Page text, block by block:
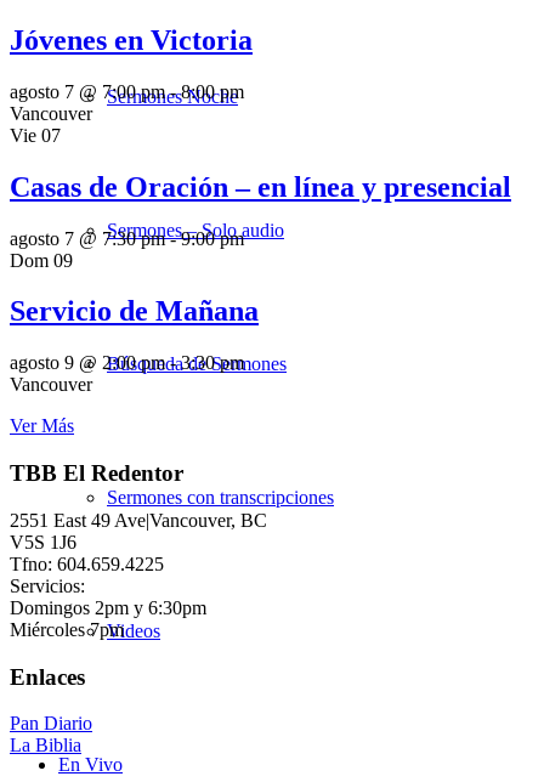
Sermones Noche
Sermones – Solo audio
Búsqueda de Sermones
Sermones con transcripciones
Videos
En Vivo
Jóvenes en Victoria
agosto 7 @ 7:00 pm-8:00 pm
Vancouver
Vie 07
Casas de Oración – en línea y presencial
agosto 7 @ 7:30 pm-9:00 pm
Dom 09
Servicio de Mañana
agosto 9 @ 2:00 pm-3:30 pm
Vancouver
Ver Más
TBB El Redentor
2551 East 49 Ave|Vancouver, BC
V5S 1J6
Tfno: 604.659.4225
Servicios:
Domingos 2pm y 6:30pm
Miércoles 7pm
Enlaces
Pan Diario
La Biblia